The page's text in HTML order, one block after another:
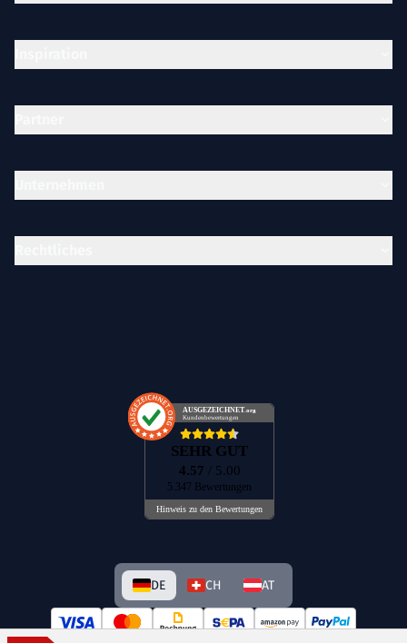
AUSGEZEICHNET .org
Kundenbewertungen
SEHR GUT
4.57 / 5.00
5.347 Bewertungen
Hinweis zu den Bewertungen
DE CH AT